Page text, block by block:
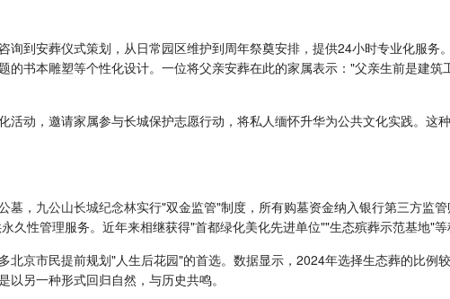
询到安葬仪式策划，从日常园区维护到周年祭奠安排，提供24小时专业化服
的书本雕塑等个性化设计。一位将父亲安葬在此的家属表示："父亲生前是建
活动，邀请家属参与长城保护志愿行动，将私人缅怀升华为公共文化实践。
墓， 九公山长城纪念林实行"双金监管"制度，所有购墓资金纳入银行第三方监
久性管理服务。近年来相继获得"首都绿化美化先进单位""生态殡葬示范基地"等
北京市民提前规划"人生后花园"的首选。数据显示，2024年选择生态葬的比例
另一种形式回归自然，与历史共鸣。